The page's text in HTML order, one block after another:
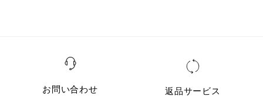
お問い合わせ 返品サービス